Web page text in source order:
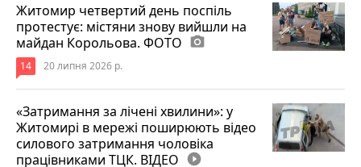
Житомир четвертий день поспіль
протестує: містяни знову вийшли на
майдан Корольова. ФОТО photo_camera
14 20 липня 2026 р.
«Затримання за лічені хвилини»: у
Житомирі в мережі поширюють відео
силового затримання чоловіка
працівниками ТЦК. ВІДЕО play_circle_filled